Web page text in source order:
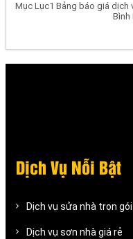
Mục Lục1 Bảng báo giá
Bình
Dịch Vụ Nỗi Bật
Dịch vụ sửa nhà trọn gói
Dịch vụ sơn nhà giá rẻ